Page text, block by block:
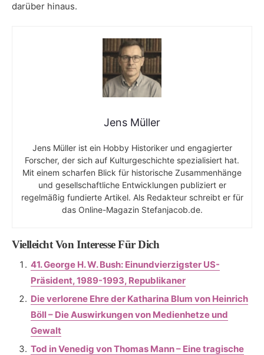
⁤darüber hinaus.
Jens Müller
Jens Müller ist ein Hobby Historiker und engagierter
Forscher, der sich auf Kulturgeschichte spezialisiert hat.
Mit einem scharfen Blick für historische Zusammenhänge
und gesellschaftliche Entwicklungen publiziert er
regelmäßig fundierte Artikel. Als Redakteur schreibt er für
das Online-Magazin Stefanjacob.de.
Vielleicht Von Interesse Für Dich
41. George H. W. Bush: Einundvierzigster US-
Präsident, 1989-1993, Republikaner
Die verlorene Ehre der Katharina Blum von Heinrich
Böll – Die Auswirkungen von Medienhetze und
Gewalt
Tod in Venedig von Thomas Mann – Eine tragische